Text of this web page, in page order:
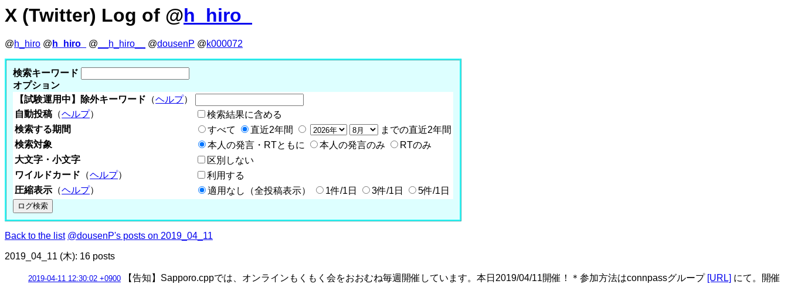
X (Twitter) Log of @h_hiro_
@h_hiro @ h_hiro_ @ __h_hiro__ @dousenP @k000072
検索キーワード
オプション
【試験運用中】除外キーワード （ヘルプ）
自動投稿 （ヘルプ）
検索結果に含める
検索する期間
すべて 直近2年間
までの直近2年間
検索対象
本人の発言・RTともに 本人の発言のみ
RTのみ
大文字・小文字
区別しない
ワイルドカード （ヘルプ）
利用する
圧縮表示 （ヘルプ） 適用なし（全投稿表示） 1件/1日 3件/1日 5件/1日
Back to the list @dousenP's posts on 2019_04_11
2019_04_11 (木): 16 posts
2019-04-11 12:30:02 +0900 【告知】Sapporo.cppでは、オンラインもくもく会をおおむね毎週開催しています。本日2019/04/11開催！＊参加方法はconnpassグループ [URL] にて。開催